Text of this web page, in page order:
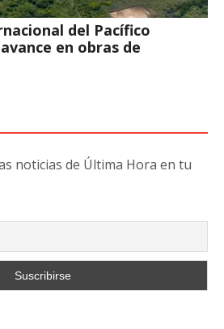
del Pacífico
en obras de
noticias de Última Hora en tu